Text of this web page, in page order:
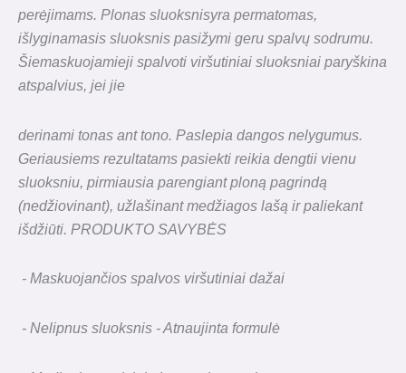
perėjimams. Plonas sluoksnisyra permatomas,
išlyginamasis sluoksnis pasižymi geru spalvų sodrumu.
Šiemaskuojamieji spalvoti viršutiniai sluoksniai paryškina
atspalvius, jei jie
derinami tonas ant tono. Paslepia dangos nelygumus.
Geriausiems rezultatams pasiekti reikia dengtii vienu
sluoksniu, pirmiausia parengiant ploną pagrindą
(nedžiovinant), užlašinant medžiagos lašą ir paliekant
išdžiūti. PRODUKTO SAVYBĖS
- Maskuojančios spalvos viršutiniai dažai
- Nelipnus sluoksnis - Atnaujinta formulė